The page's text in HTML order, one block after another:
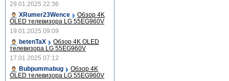
29.01.2025 22:36
XRumer23Wence
Обзор 4K
OLED телевизора LG 55EG960V
19.01.2025 09:09
betenTaX
Обзор 4K OLED
телевизора LG 55EG960V
17.01.2025 07:12
Bubpummabug
Обзор 4K
OLED телевизора LG 55EG960V